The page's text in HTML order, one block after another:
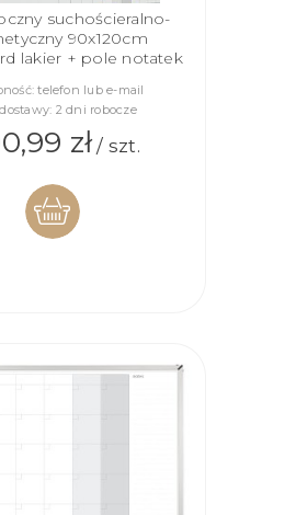
suchościeralno-
90x120cm
lakier + pole notatek
telefon lub e-mail
2 dni robocze
zł/ szt.